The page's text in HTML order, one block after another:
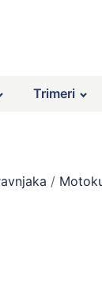
Trimeri
/